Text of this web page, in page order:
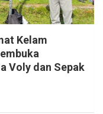
Kelam
Voly dan Sepak